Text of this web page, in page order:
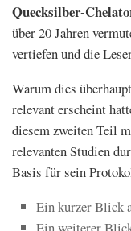
Quecksilber-
über 20 Jahren
vertiefen und die
Warum dies überhaupt
relevant erscheint
diesem zweiten Teil
relevanten Studien
Basis für sein
Ein kurzer Blick
Ein weiterer